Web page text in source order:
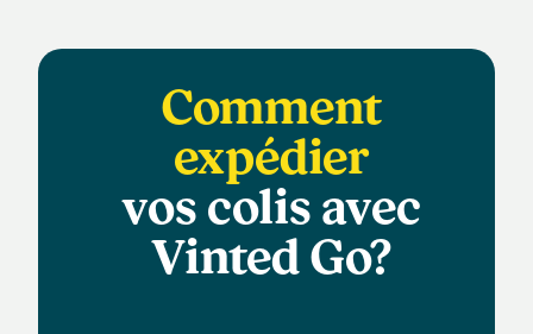
Comment
expédier
vos colis avec
Vinted Go?